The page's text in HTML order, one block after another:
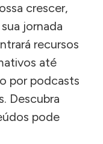
crescer,
jornada
recursos
até
por podcasts
Descubra
pode